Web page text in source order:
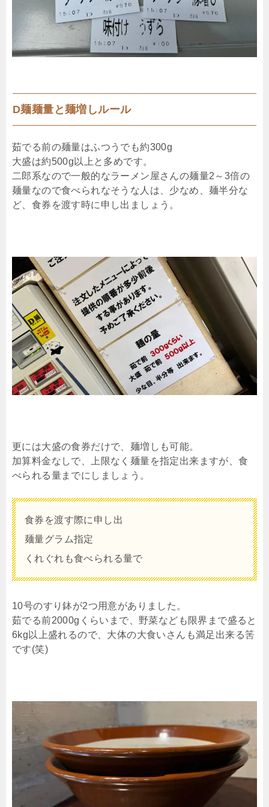
D麺麺量と麺増しルール
茹でる前の麺量はふつうでも約300g
大盛は約500g以上と多めです。
二郎系なので一般的なラーメン屋さんの麺量2～3倍の
麺量なので食べられなそうな人は、少なめ、麺半分な
ど、食券を渡す時に申し出ましょう。
更には大盛の食券だけで、麺増しも可能。
加算料金なしで、上限なく麺量を指定出来ますが、食
べられる量までにしましょう。
食券を渡す際に申し出
麺量グラム指定
くれぐれも食べられる量で
10号のすり鉢が2つ用意がありました。
茹でる前2000gくらいまで、野菜なども限界まで盛ると
6kg以上盛れるので、大体の大食いさんも満足出来る筈
です(笑)